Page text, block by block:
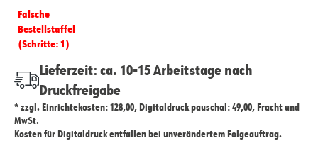
Falsche
Bestellstaffel
(Schritte: 1)
Lieferzeit: ca. 10-15 Arbeitstage nach
Druckfreigabe
* zzgl. Einrichtekosten: 128,00, Digitaldruck pauschal: 49,00, Fracht und
MwSt.
Kosten für Digitaldruck entfallen bei unverändertem Folgeauftrag.